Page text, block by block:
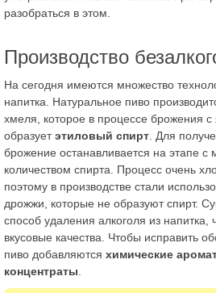
разобраться в этом.
Производство
На сегодня имеются множество
напитка. Натуральное пиво
хмеля, которое в процессе брожения
образуетэтиловый спирт . Для
брожение останавливается на этапе
количеством спирта. Процесс очень
поэтому в производстве стали
дрожжи, которые не образуют спирт.
способ удаления алкоголя из напитка,
вкусовые качества. Чтобы исправить
пиво добавляются химические
концентраты